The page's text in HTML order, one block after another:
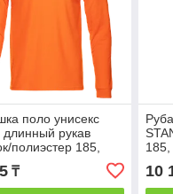
поло унисекс
длинный рукав
полиэстер 185,
Оранжевый, (28/1)
₸ 10